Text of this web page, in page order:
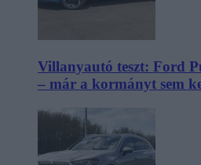
Villanyautó teszt: Ford
– már a kormányt sem